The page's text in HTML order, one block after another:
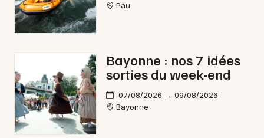
Pau
Bayonne : nos 7 idées
sorties du week-end
07/08/2026 → 09/08/2026
Bayonne